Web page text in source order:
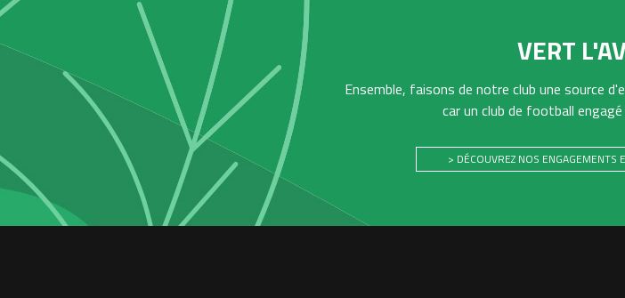
VERT
Ensemble, faisons de notre club une source
car un club de football
> DÉCOUVREZ NOS ENGAGEMENTS